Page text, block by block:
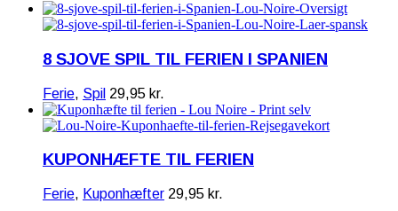
8 SJOVE SPIL TIL FERIEN I SPANIEN
Ferie, Spil 29,95 kr.
KUPONHÆFTE TIL FERIEN
Ferie, Kuponhæfter 29,95 kr.